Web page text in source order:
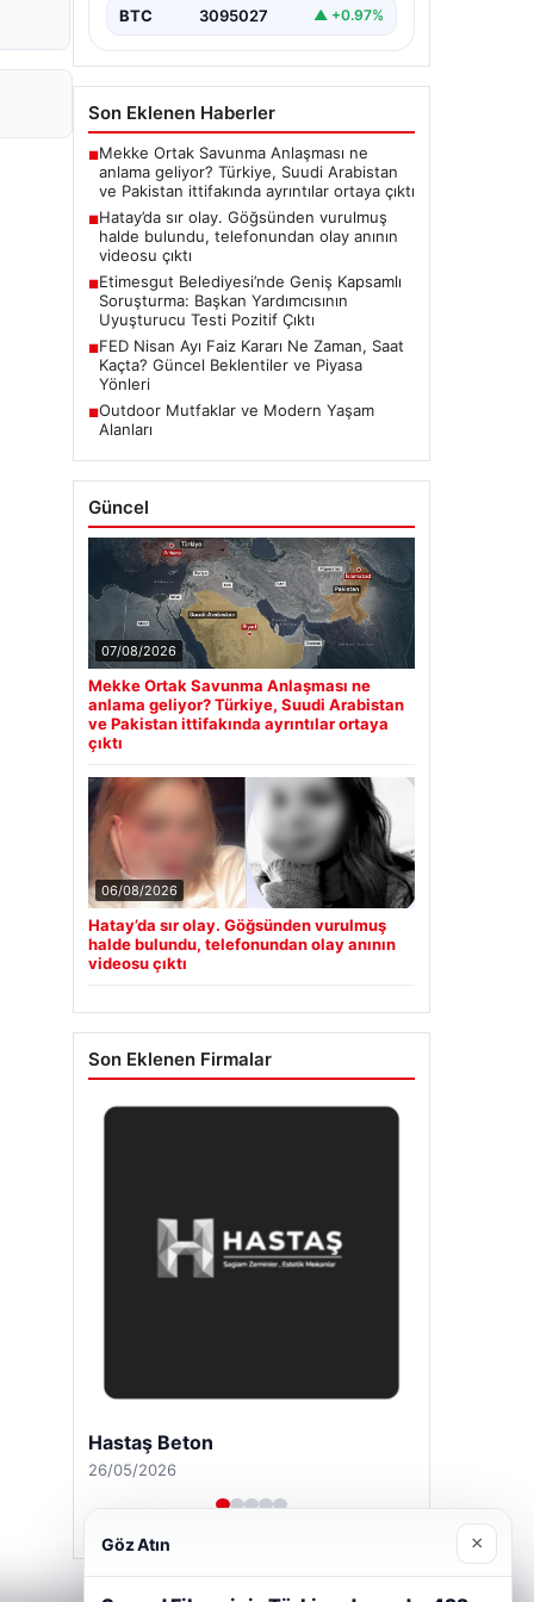
BTC 3095027 ▲ +0.97%
Son Eklenen Haberler
■Mekke Ortak Savunma Anlaşması ne
anlama geliyor? Türkiye, Suudi Arabistan
ve Pakistan ittifakında ayrıntılar ortaya çıktı
■Hatay’da sır olay. Göğsünden vurulmuş
halde bulundu, telefonundan olay anının
videosu çıktı
■Etimesgut Belediyesi’nde Geniş Kapsamlı
Soruşturma: Başkan Yardımcısının
Uyuşturucu Testi Pozitif Çıktı
■FED Nisan Ayı Faiz Kararı Ne Zaman, Saat
Kaçta? Güncel Beklentiler ve Piyasa
Yönleri
■Outdoor Mutfaklar ve Modern Yaşam
Alanları
Güncel
07/08/2026
Mekke Ortak Savunma Anlaşması ne
anlama geliyor? Türkiye, Suudi Arabistan
ve Pakistan ittifakında ayrıntılar ortaya
çıktı
06/08/2026
Hatay’da sır olay. Göğsünden vurulmuş
halde bulundu, telefonundan olay anının
videosu çıktı
Son Eklenen Firmalar
Hastaş Beton
26/05/2026
Göz Atın ×